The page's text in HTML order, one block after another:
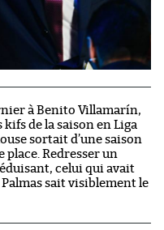
à Benito Villamarín,
de la saison en Liga
sortait d’une saison
place. Redresser un
celui qui avait
sait visiblement le